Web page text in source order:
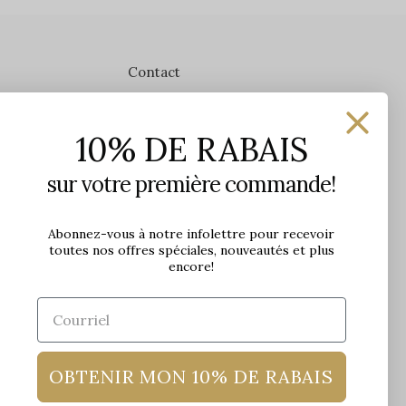
Contact
1650 avenue Jules-Verne, Local 103
G2G 2R1, Québec, Canada
Lundi: 9h - 17h
Mardi: 9h - 17h
Mercredi: 9h - 18h
Jeudi: 9h - 21h
Samedi: 9h à 17h
10% DE RABAIS
sur votre première commande!
Abonnez-vous à notre infolettre pour recevoir
toutes nos offres spéciales, nouveautés et plus
encore!
OBTENIR MON 10% DE RABAIS